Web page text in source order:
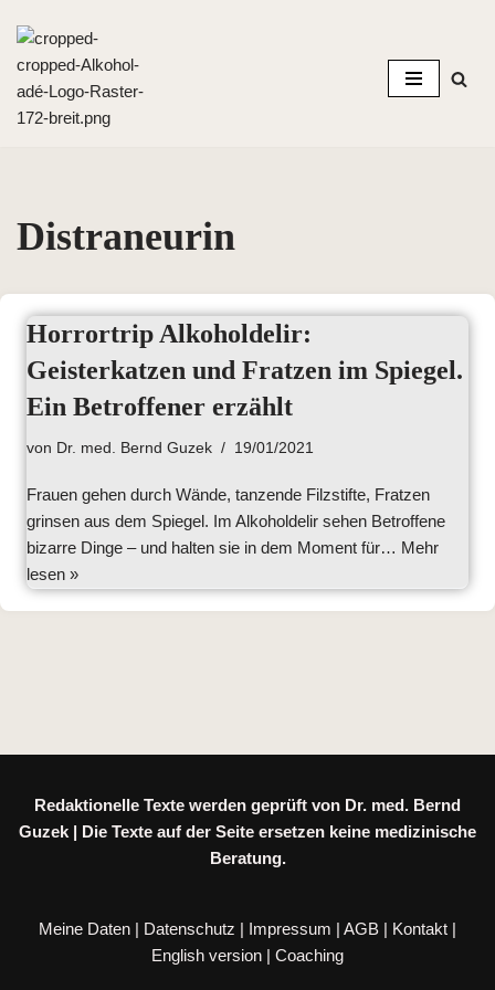
Zum
Inhalt
springen
Distraneurin
Horrortrip Alkoholdelir:
Geisterkatzen und Fratzen im Spiegel.
Ein Betroffener erzählt
von Dr. med. Bernd Guzek 19/01/2021
Frauen gehen durch Wände, tanzende Filzstifte, Fratzen
grinsen aus dem Spiegel. Im Alkoholdelir sehen Betroffene
bizarre Dinge – und halten sie in dem Moment für… Mehr
lesen »
Redaktionelle Texte werden geprüft von Dr. med. Bernd
Guzek | Die Texte auf der Seite ersetzen keine medizinische
Beratung.
Meine Daten | Datenschutz | Impressum | AGB | Kontakt |
English version | Coaching